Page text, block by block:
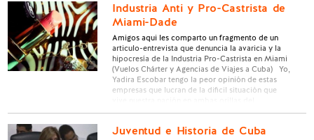
Industria Anti y Pro-Castrista de
Miami-Dade
Amigos aqui les comparto un fragmento de un
articulo-entrevista que denuncia la avaricia y la
hipocresía de la Industria Pro-Castrista en Miami
(Vuelos Chárter y Agencias de Viajes a Cuba) Yo,
Yadira Escobar tengo la peor opinión de estas
empresas que lucran de la dificil situación que
Juventud e Historia de Cuba